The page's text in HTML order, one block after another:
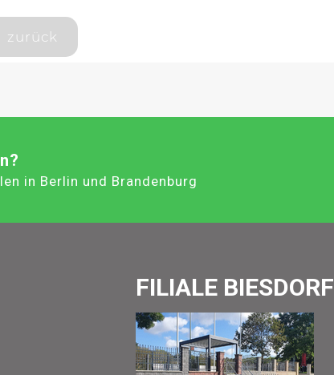
zurück
in Berlin und Brandenburg
FILIALE BIESDORF